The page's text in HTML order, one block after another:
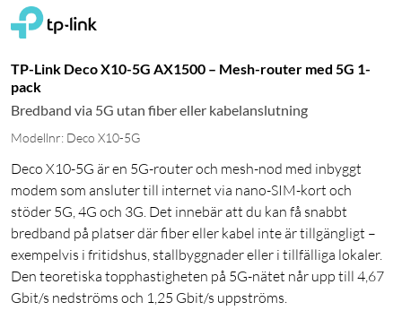
TP-Link Deco X10-5G AX1500 – Mesh-router med 5G 1-
pack
Bredband via 5G utan fiber eller kabelanslutning
Modellnr: Deco X10-5G
Deco X10-5G är en 5G-router och mesh-nod med inbyggt
modem som ansluter till internet via nano-SIM-kort och
stöder 5G, 4G och 3G. Det innebär att du kan få snabbt
bredband på platser där fiber eller kabel inte är tillgängligt –
exempelvis i fritidshus, stallbyggnader eller i tillfälliga lokaler.
Den teoretiska topphastigheten på 5G-nätet når upp till 4,67
Gbit/s nedströms och 1,25 Gbit/s uppströms.